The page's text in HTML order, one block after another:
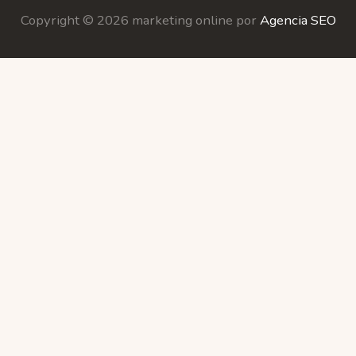
Copyright © 2026 marketing online por Agencia SEO